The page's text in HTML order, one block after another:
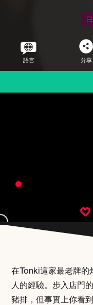
語言 分享
在Tonki這家最老牌的
人的經驗。步入店門
豬排，但事實上你看